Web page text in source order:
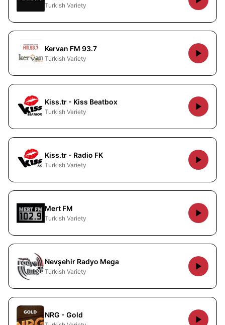
Turkish Variety
Kervan FM 93.7
Turkish Variety
Kiss.tr - Kiss Beatbox
Turkish Variety
Kiss.tr - Radio FK
Turkish Variety
Mert FM
Turkish Variety
Nevşehir Radyo Mega
Turkish Variety
NRG - Gold